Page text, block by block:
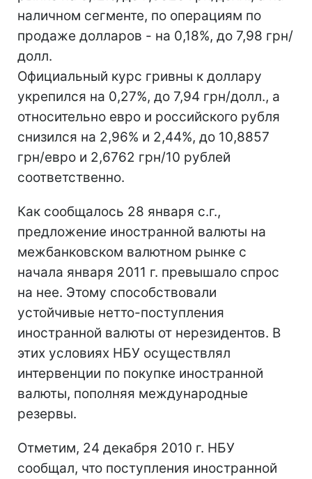
наличном сегменте, по операциям по
продаже долларов - на 0,18%, до 7,98 грн/
долл.
Официальный курс гривны к доллару
укрепился на 0,27%, до 7,94 грн/долл., а
относительно евро и российского рубля
снизился на 2,96% и 2,44%, до 10,8857
грн/евро и 2,6762 грн/10 рублей
соответственно.
Как сообщалось 28 января с.г.,
предложение иностранной валюты на
межбанковском валютном рынке с
начала января 2011 г. превышало спрос
на нее. Этому способствовали
устойчивые нетто-поступления
иностранной валюты от нерезидентов. В
этих условиях НБУ осуществлял
интервенции по покупке иностранной
валюты, пополняя международные
резервы.
Отметим, 24 декабря 2010 г. НБУ
сообщал, что поступления иностранной